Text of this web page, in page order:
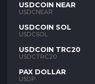
USDCOIN NEAR
USDCNEAR
USDCOIN SOL
USDCSOL
USDCOIN TRC20
USDCTRC20
PAX DOLLAR
USDP